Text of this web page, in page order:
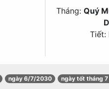
Tháng: Quý
Tiết:
ngày 6/7/2030 ngày tốt tháng